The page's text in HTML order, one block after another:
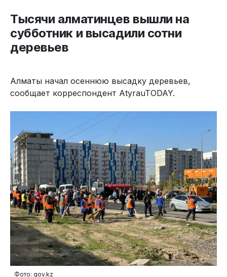
Тысячи алматинцев вышли на
субботник и высадили сотни
деревьев
Алматы начал осеннюю высадку деревьев,
сообщает корреспондент AtyrauTODAY.
Фото: gov.kz